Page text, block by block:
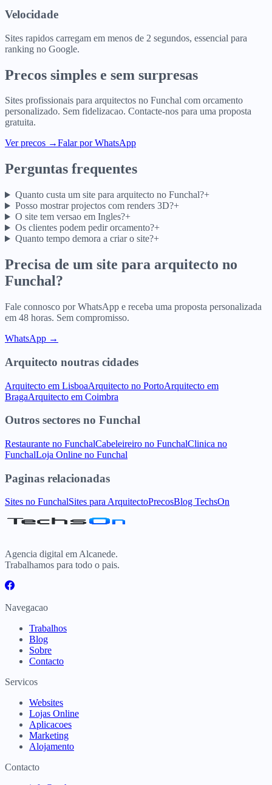
Velocidade
Sites rapidos carregam em menos de 2 segundos, essencial para
ranking no Google.
Precos simples e sem surpresas
Sites profissionais para arquitectos no Funchal com orcamento
personalizado. Sem fidelizacao. Contacte-nos para uma proposta
gratuita.
Ver precos →Falar por WhatsApp
Perguntas frequentes
Quanto custa um site para arquitecto no Funchal?+
Posso mostrar projectos com renders 3D?+
O site tem versao em Ingles?+
Os clientes podem pedir orcamento?+
Quanto tempo demora a criar o site?+
Precisa de um site para arquitecto no
Funchal ?
Fale connosco por WhatsApp e receba uma proposta personalizada
em 48 horas. Sem compromisso.
WhatsApp →
Arquitecto noutras cidades
Arquitecto em LisboaArquitecto no PortoArquitecto em
BragaArquitecto em Coimbra
Outros sectores no Funchal
Restaurante no FunchalCabeleireiro no FunchalClinica no
FunchalLoja Online no Funchal
Paginas relacionadas
Sites no FunchalSites para ArquitectoPrecosBlog TechsOn
Agencia digital em Alcanede.
Trabalhamos para todo o pais.
Navegacao
Trabalhos
Blog
Sobre
Contacto
Servicos
Websites
Lojas Online
Aplicacoes
Marketing
Alojamento
Contacto